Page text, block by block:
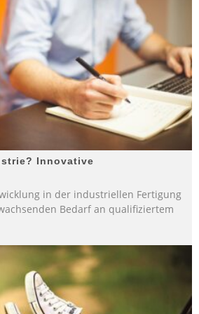
Innovative
in der industriellen Fertigung
Bedarf an qualifiziertem